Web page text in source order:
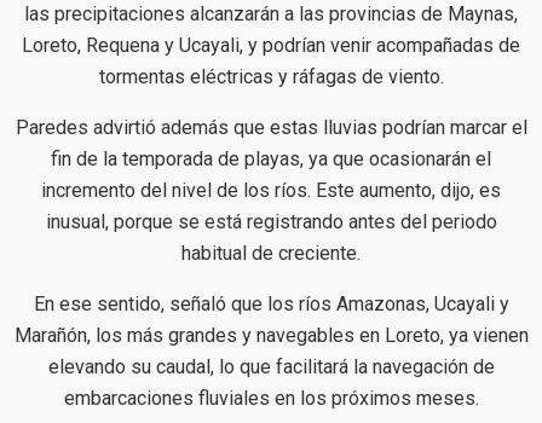
las precipitaciones alcanzarán a las provincias de Maynas,
Loreto, Requena y Ucayali, y podrían venir acompañadas de
tormentas eléctricas y ráfagas de viento.
Paredes advirtió además que estas lluvias podrían marcar el
fin de la temporada de playas, ya que ocasionarán el
incremento del nivel de los ríos. Este aumento, dijo, es
inusual, porque se está registrando antes del periodo
habitual de creciente.
En ese sentido, señaló que los ríos Amazonas, Ucayali y
Marañón, los más grandes y navegables en Loreto, ya vienen
elevando su caudal, lo que facilitará la navegación de
embarcaciones fluviales en los próximos meses.